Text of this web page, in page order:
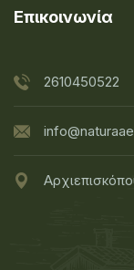
Επικοινωνία
2610450522